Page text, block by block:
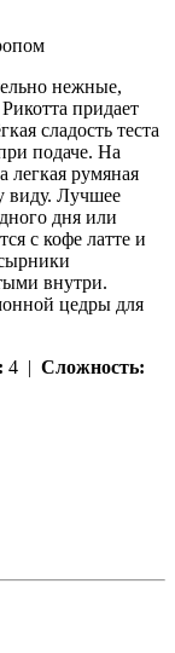
нежные,
придает
сладость теста
подаче. На
легкая румяная
виду. Лучшее
дня или
с кофе латте и
внутри.
цедры для
4 | Сложность: